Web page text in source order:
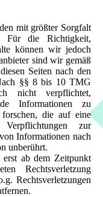
mit größter Sorgfalt
Für die Richtigkeit,
können wir jedoch
sind wir gemäß
Seiten nach den
§§ 8 bis 10 TMG
nicht verpflichtet,
Informationen zu
die auf eine
zur
Informationen nach
unberührt.
ab dem Zeitpunkt
Rechtsverletzung
Rechtsverletzungen